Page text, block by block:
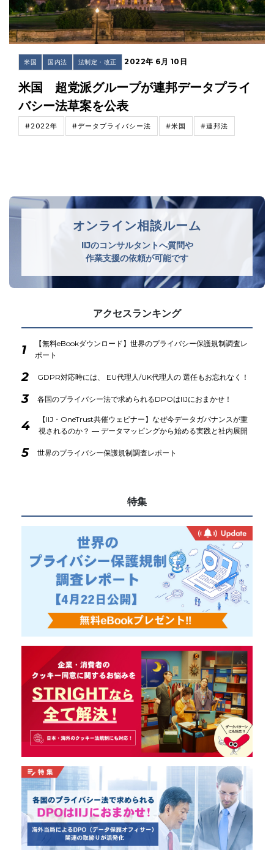
米国 国内法 法制定・改正 2022年 6月 10日
米国 超党派グループが連邦データプライ
バシー法草案を公表
#2022年 #データプライバシー法 #米国 #連邦法
オンライン相談ルーム
IIJのコンサルタントへ質問や
作業支援の依頼が可能です
アクセスランキング
1
【無料eBookダウンロード】世界のプライバシー保護規制調査レ
ポート
2 GDPR対応時には、 EU代理人/UK代理人の 選任もお忘れなく！
3 各国のプライバシー法で求められるDPOはIIJにおまかせ！
4
【IIJ・OneTrust共催ウェビナー】なぜ今データガバナンスが重
視されるのか？ ― データマッピングから始める実践と社内展開
5 世界のプライバシー保護規制調査レポート
特集